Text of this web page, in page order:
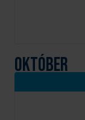
október